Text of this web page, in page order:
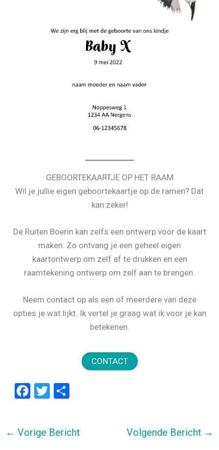
GEBOORTEKAARTJE OP HET RAAM
Wil je jullie eigen geboortekaartje op de ramen? Dat
kan zeker!
De Ruiten Boerin kan zelfs een ontwerp voor de kaart
maken. Zo ontvang je een geheel eigen
kaartontwerp om zelf af te drukken en een
raamtekening ontwerp om zelf aan te brengen.
Neem contact op als een of meerdere van deze
opties je wat lijkt. Ik vertel je graag wat ik voor je kan
betekenen.
F
b
T
er n
← Vorige Bericht Volgende Bericht →